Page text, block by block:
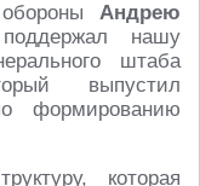
Андрею
нашу
штаба
выпустил
формированию
которая